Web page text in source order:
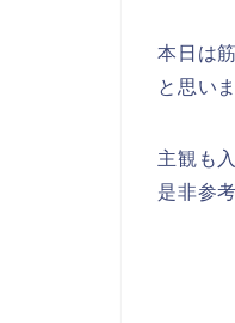
本日は
と思い
主観も
是非参